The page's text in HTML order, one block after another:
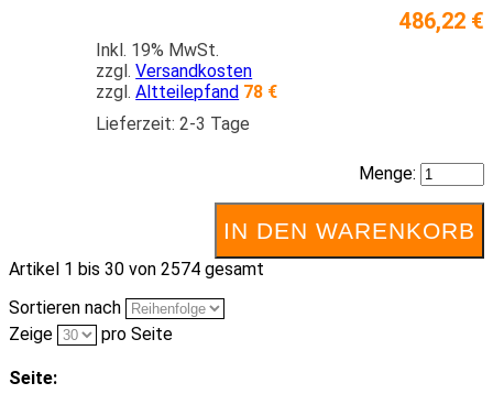
486,22 €
Inkl. 19% MwSt.
zzgl.Versandkosten
zzgl.Altteilepfand 78 €
Lieferzeit: 2-3 Tage
Menge:
IN DEN WARENKORB
Artikel 1 bis 30 von 2574 gesamt
Sortieren nach
Zeige
pro Seite
Seite: